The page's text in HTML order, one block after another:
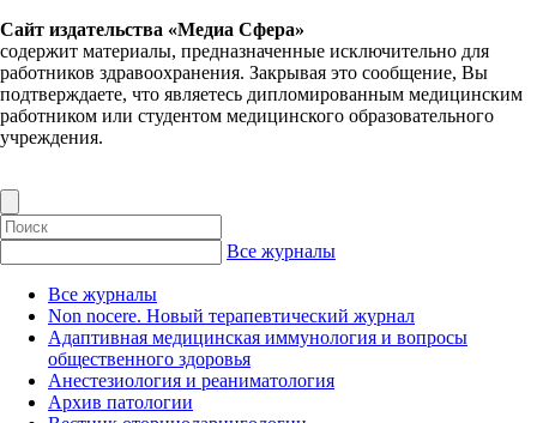
Сайт издательства «Медиа Сфера»
содержит материалы, предназначенные исключительно для
работников здравоохранения. Закрывая это сообщение, Вы
подтверждаете, что являетесь дипломированным медицинским
работником или студентом медицинского образовательного
учреждения.
Все журналы
Все журналы
Non nocere. Новый терапевтический журнал
Адаптивная медицинская иммунология и вопросы
общественного здоровья
Анестезиология и реаниматология
Архив патологии